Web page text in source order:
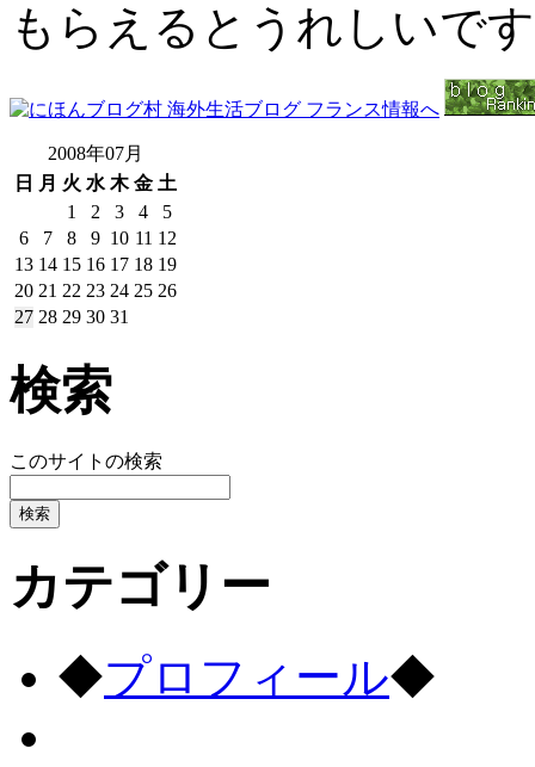
もらえるとうれしいで
2008年07月
日
月 火 水 木 金 土
1
2 3 4
5
6
7 8 9 10 11 12
13 14 15 16 17 18 19
20 21 22 23 24 25 26
27 28 29 30 31
検索
このサイトの検索
カテゴリー
◆プロフィール◆